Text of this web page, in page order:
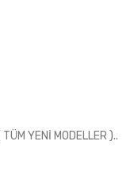
YENİ MODELLER )..